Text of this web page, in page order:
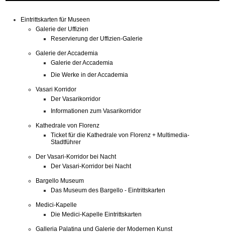
Eintrittskarten für Museen
Galerie der Uffizien
Reservierung der Uffizien-Galerie
Galerie der Accademia
Galerie der Accademia
Die Werke in der Accademia
Vasari Korridor
Der Vasarikorridor
Informationen zum Vasarikorridor
Kathedrale von Florenz
Ticket für die Kathedrale von Florenz + Multimedia-
Stadtführer
Der Vasari-Korridor bei Nacht
Der Vasari-Korridor bei Nacht
Bargello Museum
Das Museum des Bargello - Eintrittskarten
Medici-Kapelle
Die Medici-Kapelle Eintrittskarten
Galleria Palatina und Galerie der Modernen Kunst